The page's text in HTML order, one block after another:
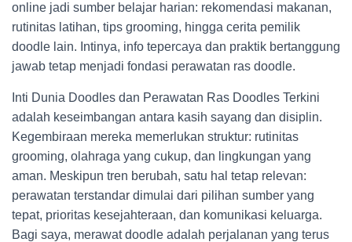
online jadi sumber belajar harian: rekomendasi makanan,
rutinitas latihan, tips grooming, hingga cerita pemilik
doodle lain. Intinya, info tepercaya dan praktik bertanggung
jawab tetap menjadi fondasi perawatan ras doodle.
Inti Dunia Doodles dan Perawatan Ras Doodles Terkini
adalah keseimbangan antara kasih sayang dan disiplin.
Kegembiraan mereka memerlukan struktur: rutinitas
grooming, olahraga yang cukup, dan lingkungan yang
aman. Meskipun tren berubah, satu hal tetap relevan:
perawatan terstandar dimulai dari pilihan sumber yang
tepat, prioritas kesejahteraan, dan komunikasi keluarga.
Bagi saya, merawat doodle adalah perjalanan yang terus